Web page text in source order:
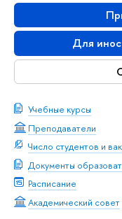
Для
Учебные курсы
Преподаватели
Число студентов и
Документы
Расписание
Академический совет